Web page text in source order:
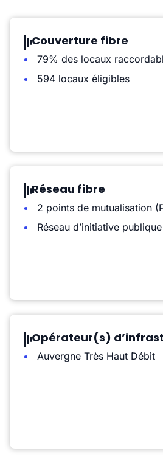
Couverture fibre
79% des locaux
594 locaux éligibles
Réseau fibre
2 points de mutualisation
Réseau d’initiative publique
Opérateur(s)
Auvergne Très Haut Débit